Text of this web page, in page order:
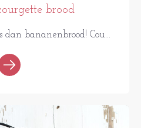
brood
dan bananenbrood! Cou...